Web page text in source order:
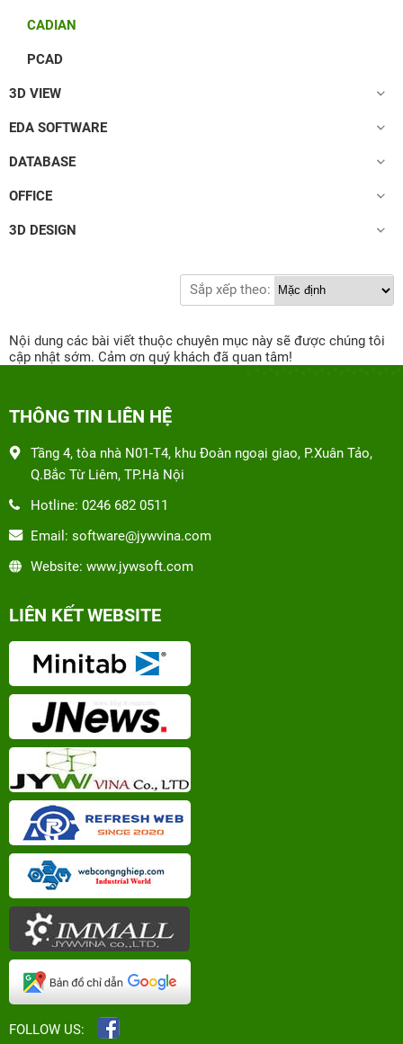
CADIAN
PCAD
3D VIEW
EDA SOFTWARE
DATABASE
OFFICE
3D DESIGN
Sắp xếp theo:
Nội dung các bài viết thuộc chuyên mục này sẽ được chúng tôi
cập nhật sớm. Cảm ơn quý khách đã quan tâm!
THÔNG TIN LIÊN HỆ
Tầng 4, tòa nhà N01-T4, khu Đoàn ngoại giao, P.Xuân Tảo,
Q.Bắc Từ Liêm, TP.Hà Nội
Hotline: 0246 682 0511
Email: software@jywvina.com
Website: www.jywsoft.com
LIÊN KẾT WEBSITE
FOLLOW US: